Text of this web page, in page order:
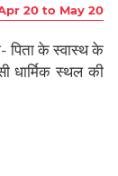
20 to May 20
के स्वास्थ के
स्थल की